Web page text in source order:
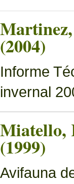
(2004)
Informe
invernal
Miatello,
(1999)
Avifauna